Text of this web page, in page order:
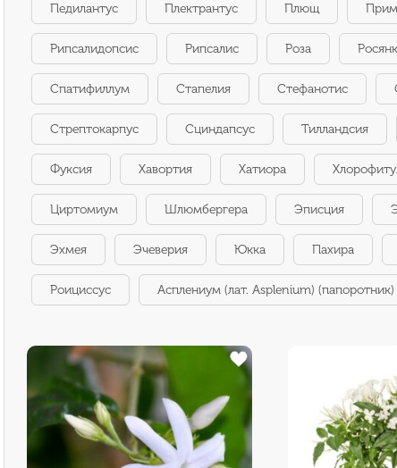
Педилантус Плектрантус Плющ
Рипсалидопсис Рипсалис Роза
Спатифиллум Стапелия Стефанотис
Стрептокарпус Сциндапсус Тилландсия
Фуксия Хавортия Хатиора
Циртомиум Шлюмбергера Эписция
Эхмея Эчеверия Юкка Пахира
Роициссус Асплениум (лат. Asplenium) (папоротник)